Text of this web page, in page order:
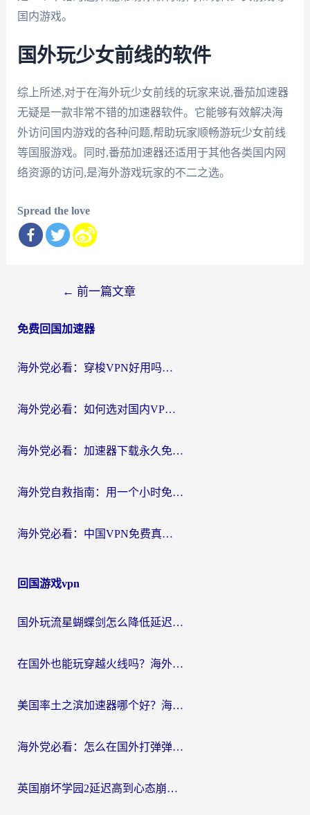
国内游戏。
国外玩少女前线的软件
综上所述,对于在海外玩少女前线的玩家来说,番茄加速器
无疑是一款非常不错的加速器软件。它能够有效解决海
外访问国内游戏的各种问题,帮助玩家顺畅游玩少女前线
等国服游戏。同时,番茄加速器还适用于其他各类国内网
络资源的访问,是海外游戏玩家的不二之选。
Spread the love
导
← 前一篇文章
免费回国加速器
海外党必看：穿梭VPN好用吗？和云帆VPN对比哪个回国效果更好？附真实测评+避坑指南
海外党必看：如何选对国内VPN，实现无缝访问国内资源？
海外党必看：加速器下载永久免费版真的存在吗？教你无缝访问国内资源的正确姿势
海外党自救指南：用一个小时免费加速器，轻松打破国内资源访问壁垒？
海外党必看：中国VPN免费真的靠谱吗？手把手教你选对回国加速器
回国游戏vpn
国外玩流星蝴蝶剑怎么降低延迟？海外党必看的加速秘籍（含欧洲鸣潮&彩虹岛优化攻略）
在国外也能玩穿越火线吗？海外玩家国服游戏畅玩终极指南
美国率土之滨加速器哪个好？海外党国服游戏畅玩终极指南（附多游戏解决方案）
海外党必看：怎么在国外打弹弹堂不卡？番茄加速器亲测指南
英国崩坏学园2延迟高到心态崩？海外党国服游戏加速终极指南